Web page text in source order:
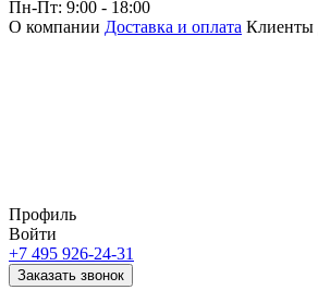
Пн-Пт: 9:00 - 18:00
О компании Доставка и оплата Клиенты
Профиль
Войти
+7 495 926-24-31
Заказать звонок